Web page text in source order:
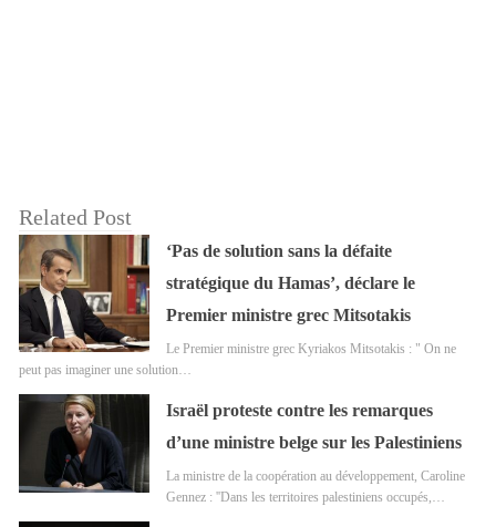
Related Post
‘Pas de solution sans la défaite
stratégique du Hamas’, déclare le
Premier ministre grec Mitsotakis
Le Premier ministre grec Kyriakos Mitsotakis : " On ne
peut pas imaginer une solution…
Israël proteste contre les remarques
d’une ministre belge sur les Palestiniens
La ministre de la coopération au développement, Caroline
Gennez : ''Dans les territoires palestiniens occupés,…